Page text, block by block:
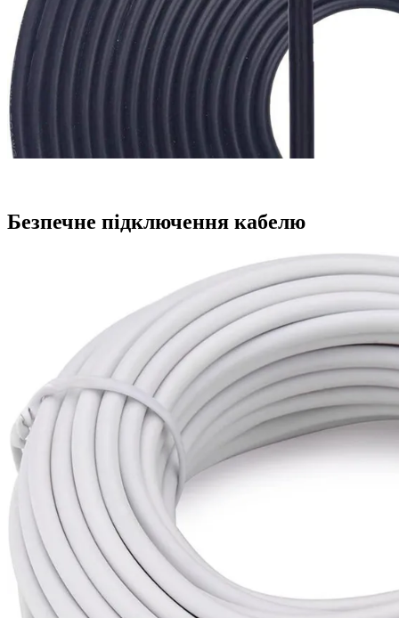
Безпечне підключення кабелю